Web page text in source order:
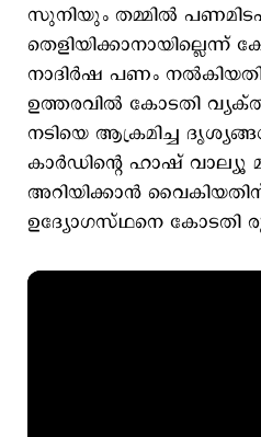
സുനിയും തമ്മിൽ
തെളിയിക്കാനായില്ലെന്ന്
നാദിർഷ പണം
ഉത്തരവിൽ കോടതി
നടിയെ ആക്രമിച്ച
കാർഡിന്റെ ഹാഷ് വാല്യൂ
അറിയിക്കാൻ
ഉദ്യോഗസ്ഥനെ കോടതി